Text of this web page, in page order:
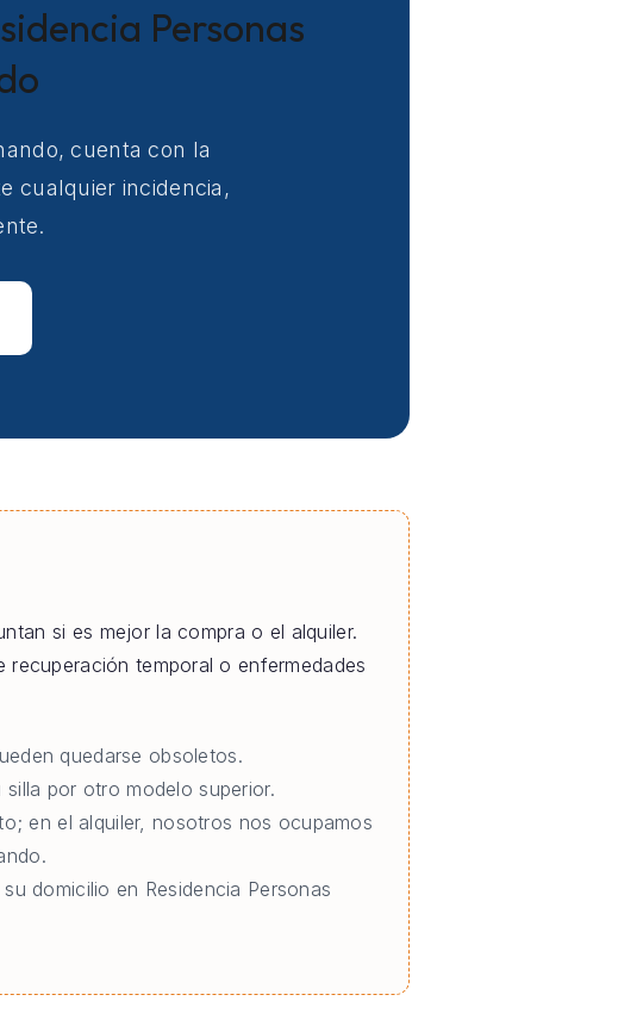
Personas
cuenta con la
cualquier incidencia,
si es mejor la compra o el alquiler.
temporal o enfermedades
quedarse obsoletos.
por otro modelo superior.
en el alquiler, nosotros nos ocupamos
domicilio en Residencia Personas